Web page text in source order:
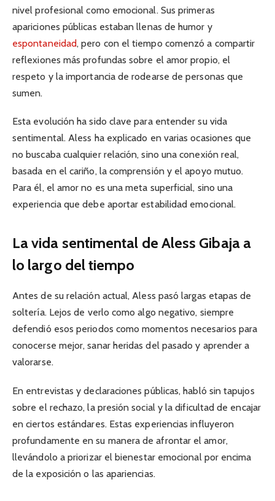
nivel profesional como emocional. Sus primeras
apariciones públicas estaban llenas de humor y
espontaneidad, pero con el tiempo comenzó a compartir
reflexiones más profundas sobre el amor propio, el
respeto y la importancia de rodearse de personas que
sumen.
Esta evolución ha sido clave para entender su vida
sentimental. Aless ha explicado en varias ocasiones que
no buscaba cualquier relación, sino una conexión real,
basada en el cariño, la comprensión y el apoyo mutuo.
Para él, el amor no es una meta superficial, sino una
experiencia que debe aportar estabilidad emocional.
La vida sentimental de Aless Gibaja a
lo largo del tiempo
Antes de su relación actual, Aless pasó largas etapas de
soltería. Lejos de verlo como algo negativo, siempre
defendió esos periodos como momentos necesarios para
conocerse mejor, sanar heridas del pasado y aprender a
valorarse.
En entrevistas y declaraciones públicas, habló sin tapujos
sobre el rechazo, la presión social y la dificultad de encajar
en ciertos estándares. Estas experiencias influyeron
profundamente en su manera de afrontar el amor,
llevándolo a priorizar el bienestar emocional por encima
de la exposición o las apariencias.